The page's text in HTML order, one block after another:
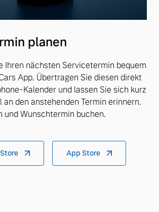
planen
Ihren nächsten Servicetermin bequem
App. Übertragen Sie diesen direkt
Kalender und lassen Sie sich kurz
an den anstehenden Termin erinnern.
und Wunschtermin buchen.
App Store